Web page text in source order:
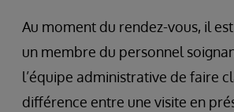
Au moment du rendez-vous, il
un membre du personnel
l’équipe administrative de faire
différence entre une visite en